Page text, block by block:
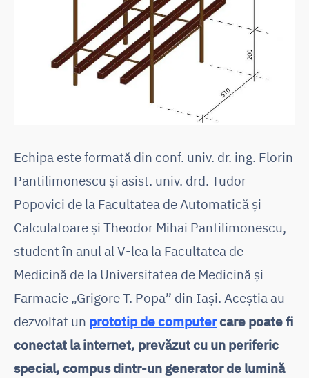
Echipa este formată din conf. univ. dr. ing. Florin
Pantilimonescu și asist. univ. drd. Tudor
Popovici de la Facultatea de Automatică și
Calculatoare și Theodor Mihai Pantilimonescu,
student în anul al V-lea la Facultatea de
Medicină de la Universitatea de Medicină și
Farmacie „Grigore T. Popa” din Iași. Aceștia au
dezvoltat un prototip de computercare poate fi
conectat la internet, prevăzut cu un periferic
special, compus dintr-un generator de lumină